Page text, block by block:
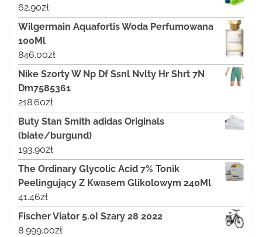
62.90zł
Wilgermain Aquafortis Woda Perfumowana
100Ml
846.00zł
Nike Szorty W Np Df Ssnl Nvlty Hr Shrt 7N
Dm7585361
218.60zł
Buty Stan Smith adidas Originals
(białe/burgund)
193.90zł
The Ordinary Glycolic Acid 7% Tonik
Peelingujący Z Kwasem Glikolowym 240Ml
41.46zł
Fischer Viator 5.0I Szary 28 2022
8 999.00zł